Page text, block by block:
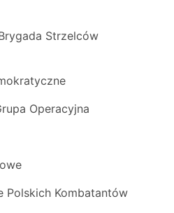
Strzelców
Operacyjna
Polskich Kombatantów